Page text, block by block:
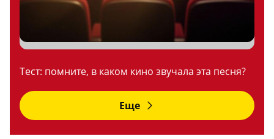
Тест: помните, в каком кино звучала эта песня?
Еще